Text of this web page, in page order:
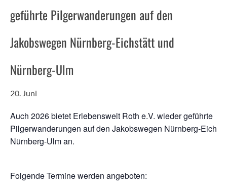
geführte Pilgerwanderungen auf den
Jakobswegen Nürnberg-Eichstätt und
Nürnberg-Ulm
20. Juni
Auch 2026 bietet Erlebenswelt Roth e.V. wieder geführte
Pilgerwanderungen auf den Jakobswegen Nürnberg-
Nürnberg-Ulm an.
Folgende Termine werden angeboten: